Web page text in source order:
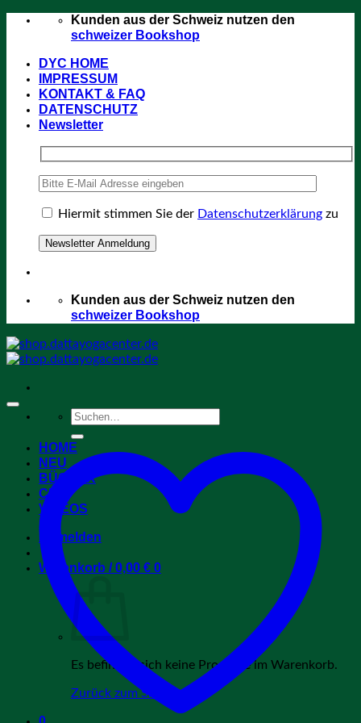
Zum
Kunden aus der Schweiz nutzen den
schweizer Bookshop
DYC HOME
IMPRESSUM
KONTAKT & FAQ
DATENSCHUTZ
Newsletter
Hiermit stimmen Sie der Datenschutzerklärung zu
Kunden aus der Schweiz nutzen den
schweizer Bookshop
Suchen
nach:
HOME
NEU
BÜCHER
CDs
VIDEOS
Anmelden
Warenkorb /0,00 € 0
Es befinden sich keine Produkte im Warenkorb.
Zurück zum Shop